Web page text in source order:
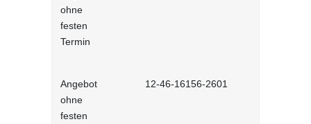
ohne
festen
Termin
Angebot
ohne
festen
12-46-16156-2601